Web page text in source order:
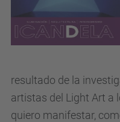
resultado de la
artistas del Light Art a
quiero manifestar,